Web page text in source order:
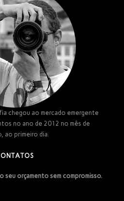
chegou ao mercado emergente
no ano de 2012 no mês de
ao primeiro dia.
orçamento sem compromisso.